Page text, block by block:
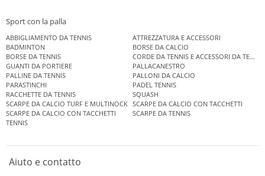
Sport con la palla
ABBIGLIAMENTO DA TENNIS
ATTREZZATURA E ACCESSORI
BADMINTON
BORSE DA CALCIO
BORSE DA TENNIS
CORDE DA TENNIS E ACCESSORI DA TENNIS
GUANTI DA PORTIERE
PALLACANESTRO
PALLINE DA TENNIS
PALLONI DA CALCIO
PARASTINCHI
PADEL TENNIS
RACCHETTE DA TENNIS
SQUASH
SCARPE DA CALCIO TURF E MULTINOCK SCARPE DA CALCIO CON TACCHETTI
SCARPE DA CALCIO CON TACCHETTI
SCARPE DA TENNIS
TENNIS
Aiuto e contatto